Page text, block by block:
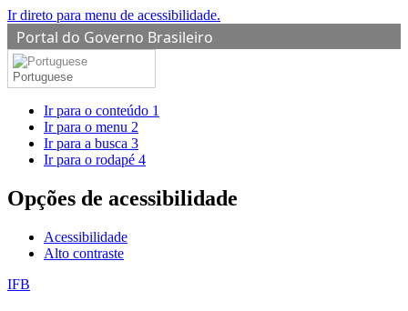
Ir direto para menu de acessibilidade.
Portal do Governo Brasileiro
Portuguese
Ir para o conteúdo 1
Ir para o menu 2
Ir para a busca 3
Ir para o rodapé 4
Opções de acessibilidade
Acessibilidade
Alto contraste
IFB